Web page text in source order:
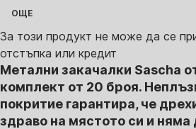
ОЩЕ
За този продукт не може да се
отстъпка или кредит
Метални закачалки Sascha
комплект от 20 броя.
покритие гарантира, че
здраво на мястото си и няма